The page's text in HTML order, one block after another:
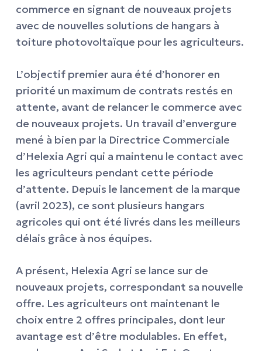
commerce en signant de nouveaux projets
avec de nouvelles solutions de hangars à
toiture photovoltaïque pour les agriculteurs.
L’objectif premier aura été d’honorer en
priorité un maximum de contrats restés en
attente, avant de relancer le commerce avec
de nouveaux projets. Un travail d’envergure
mené à bien par la Directrice Commerciale
d’Helexia Agri qui a maintenu le contact avec
les agriculteurs pendant cette période
d’attente. Depuis le lancement de la marque
(avril 2023), ce sont plusieurs hangars
agricoles qui ont été livrés dans les meilleurs
délais grâce à nos équipes.
A présent, Helexia Agri se lance sur de
nouveaux projets, correspondant sa nouvelle
offre. Les agriculteurs ont maintenant le
choix entre 2 offres principales, dont leur
avantage est d’être modulables. En effet,